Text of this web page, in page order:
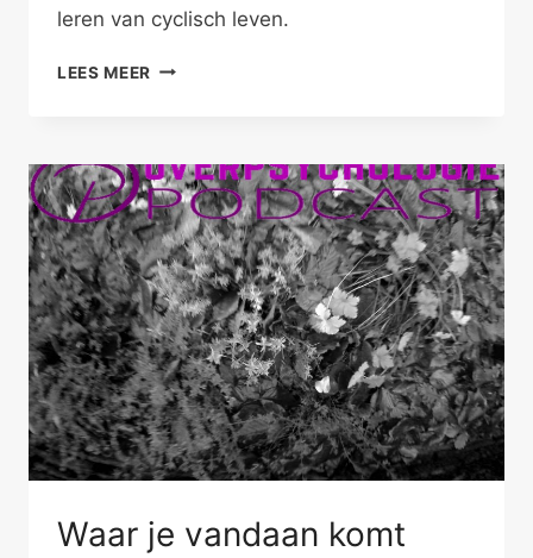
leren van cyclisch leven.
LEES MEER MET
Waar je vandaan komt